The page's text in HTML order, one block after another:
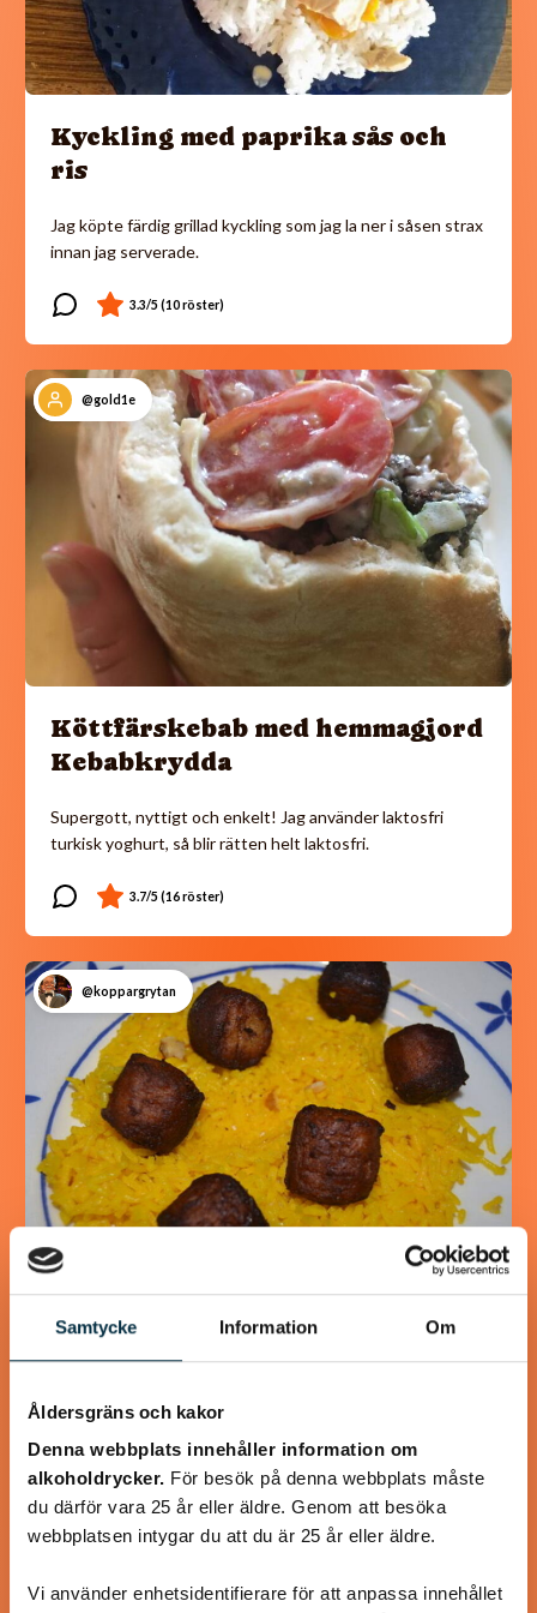
Samtycke Information Om
Åldersgräns och kakor
Denna webbplats innehåller information om
alkoholdrycker. För besök på denna webbplats måste
du därför vara 25 år eller äldre. Genom att besöka
webbplatsen intygar du att du är 25 år eller äldre.
Vi använder enhetsidentifierare för att anpassa innehållet
Kyckling med paprika sås och
ris
Jag köpte färdig grillad kyckling som jag la ner i såsen strax
innan jag serverade.
@gold1e
Köttfärskebab med hemmagjord
Kebabkrydda
Supergott, nyttigt och enkelt! Jag använder laktosfri
turkisk yoghurt, så blir rätten helt laktosfri.
@koppargrytan
Kanel- och sojastekta
kycklingsköttbullar
Lika goda som ”Mammas” köttbullar